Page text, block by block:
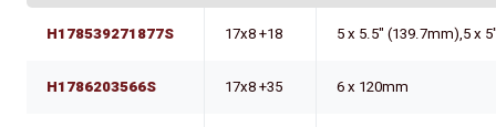
H178539271877S 17x8 +18 5 x 5.5" (139.7mm),5 x
H1786203566S 17x8 +35 6 x 120mm